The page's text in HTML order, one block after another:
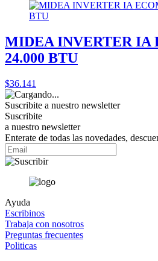
MIDEA INVERTER IA
24.000 BTU
$36.141
Suscribite a nuestro newsletter
Suscribite
a nuestro newsletter
Enterate de todas las novedades,
Ayuda
Escribinos
Trabaja con nosotros
Preguntas frecuentes
Politicas